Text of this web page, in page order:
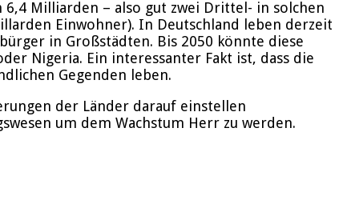
Milliarden – also gut zwei Drittel- in solchen
Einwohner). In Deutschland leben derzeit
in Großstädten. Bis 2050 könnte diese
Nigeria. Ein interessanter Fakt ist, dass die
Gegenden leben.
der Länder darauf einstellen
um dem Wachstum Herr zu werden.